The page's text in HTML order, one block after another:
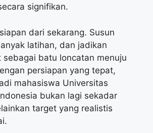
signifikan.
dari sekarang. Susun
latihan, dan jadikan
sebagai batu loncatan menuju
persiapan yang tepat,
mahasiswa Universitas
bukan lagi sekadar
target yang realistis